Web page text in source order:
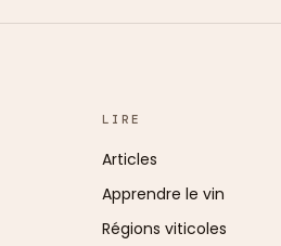
LIRE
Articles
Apprendre le vin
Régions viticoles